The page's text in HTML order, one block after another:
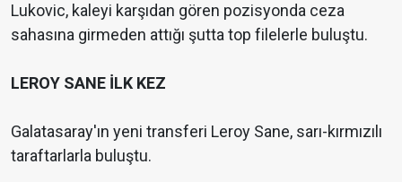
Lukovic, kaleyi karşıdan gören pozisyonda ceza
sahasına girmeden attığı şutta top filelerle buluştu.
LEROY SANE İLK KEZ
Galatasaray'ın yeni transferi Leroy Sane, sarı-kırmızılı
taraftarlarla buluştu.